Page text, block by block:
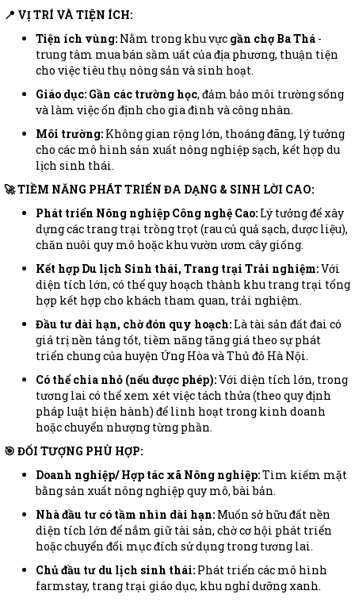
📍 VỊ TRÍ VÀ TIỆN ÍCH:
Tiện ích vùng: Nằm trong khu vực gần chợ Ba Thá -
trung tâm mua bán sầm uất của địa phương, thuận tiện
cho việc tiêu thụ nông sản và sinh hoạt.
Giáo dục: Gần các trường học, đảm bảo môi trường sống
và làm việc ổn định cho gia đình và công nhân.
Môi trường: Không gian rộng lớn, thoáng đãng, lý tưởng
cho các mô hình sản xuất nông nghiệp sạch, kết hợp du
lịch sinh thái.
🚀 TIỀM NĂNG PHÁT TRIỂN ĐA DẠNG & SINH LỜI CAO:
Phát triển Nông nghiệp Công nghệ Cao: Lý tưởng để xây
dựng các trang trại trồng trọt (rau củ quả sạch, dược liệu),
chăn nuôi quy mô hoặc khu vườn ươm cây giống.
Kết hợp Du lịch Sinh thái, Trang trại Trải nghiệm:Với
diện tích lớn, có thể quy hoạch thành khu trang trại tổng
hợp kết hợp cho khách tham quan, trải nghiệm.
Đầu tư dài hạn, chờ đón quy hoạch: Là tài sản đất đai có
giá trị nền tảng tốt, tiềm năng tăng giá theo sự phát
triển chung của huyện Ứng Hòa và Thủ đô Hà Nội.
Có thể chia nhỏ (nếu được phép):Với diện tích lớn, trong
tương lai có thể xem xét việc tách thửa (theo quy định
pháp luật hiện hành) để linh hoạt trong kinh doanh
hoặc chuyển nhượng từng phần.
🎯 ĐỐI TƯỢNG PHÙ HỢP:
Doanh nghiệp/ Hợp tác xã Nông nghiệp:Tìm kiếm mặt
bằng sản xuất nông nghiệp quy mô, bài bản.
Nhà đầu tư có tầm nhìn dài hạn: Muốn sở hữu đất nền
diện tích lớn để nắm giữ tài sản, chờ cơ hội phát triển
hoặc chuyển đổi mục đích sử dụng trong tương lai.
Chủ đầu tư du lịch sinh thái: Phát triển các mô hình
farmstay, trang trại giáo dục, khu nghỉ dưỡng xanh.